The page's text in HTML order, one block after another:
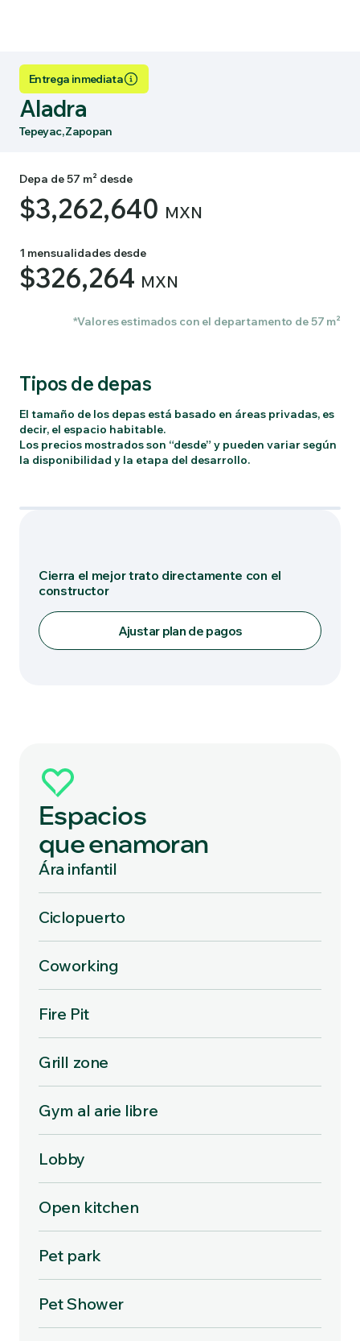
Entrega inmediata
Aladra
Tepeyac, Zapopan
Depa de 57 m² desde
$3,262,640 MXN
1 mensualidades desde
$326,264 MXN
*Valores estimados con el departamento de 57 m²
Tipos de depas
El tamaño de los depas está basado en áreas privadas, es
decir, el espacio habitable.
Los precios mostrados son “desde” y pueden variar según
la disponibilidad y la etapa del desarrollo.
Cierra el mejor trato directamente con el
constructor
Ajustar plan de pagos
Espacios
que enamoran
Ára infantil
Ciclopuerto
Coworking
Fire Pit
Grill zone
Gym al arie libre
Lobby
Open kitchen
Pet park
Pet Shower